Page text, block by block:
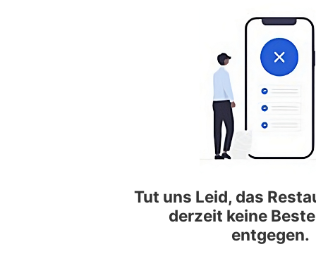
Tut uns Leid, das
derzeit keine
entgegen.